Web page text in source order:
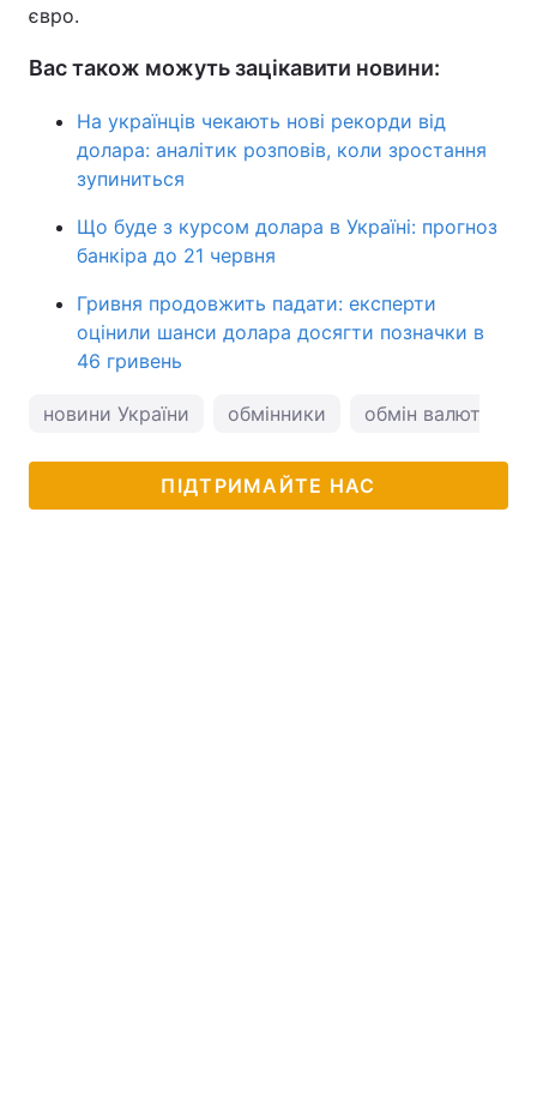
євро.
Вас також можуть зацікавити новини:
На українців чекають нові рекорди від
долара: аналітик розповів, коли зростання
зупиниться
Що буде з курсом долара в Україні: прогноз
банкіра до 21 червня
Гривня продовжить падати: експерти
оцінили шанси долара досягти позначки в
46 гривень
новини України обмінники обмін валют
ПІДТРИМАЙТЕ НАС